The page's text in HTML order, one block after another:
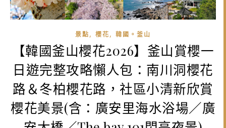
景點, 櫻花, 韓國。釜山
【韓國釜山櫻花2026】釜山賞櫻一
日遊完整攻略懶人包：南川洞櫻花
路＆冬柏櫻花路，社區小清新欣賞
櫻花美景(含：廣安里海水浴場／廣